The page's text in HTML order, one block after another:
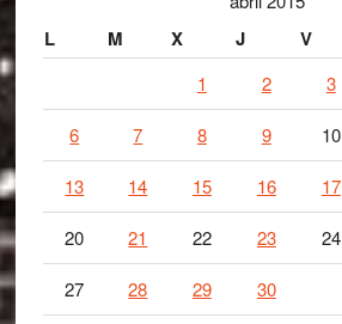
L M X J V
1 2 3
6 7 8 9 10
13 14 15 16 17
20 21 22 23 24
27 28 29 30